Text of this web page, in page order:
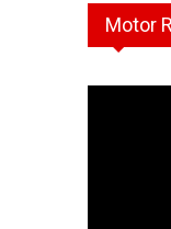
Motor